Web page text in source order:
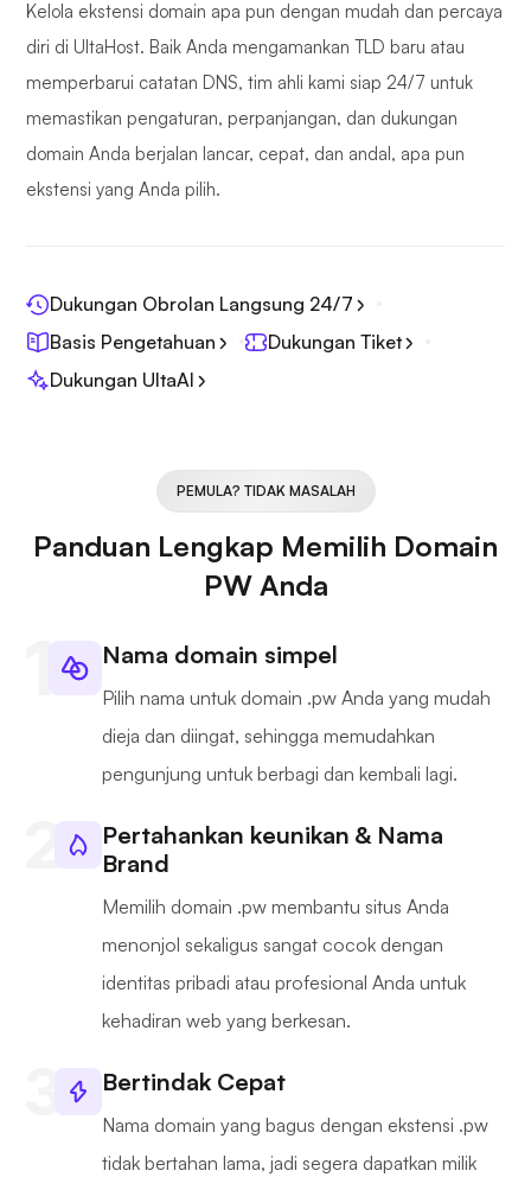
Kelola ekstensi domain apa pun dengan mudah dan percaya
diri di UltaHost. Baik Anda mengamankan TLD baru atau
memperbarui catatan DNS, tim ahli kami siap 24/7 untuk
memastikan pengaturan, perpanjangan, dan dukungan
domain Anda berjalan lancar, cepat, dan andal, apa pun
ekstensi yang Anda pilih.
Dukungan Obrolan Langsung 24/7
Basis Pengetahuan
Dukungan Tiket
Dukungan UltaAI
PEMULA? TIDAK MASALAH
Panduan Lengkap Memilih Domain
PW Anda
Nama domain simpel
Pilih nama untuk domain .pw Anda yang mudah
dieja dan diingat, sehingga memudahkan
pengunjung untuk berbagi dan kembali lagi.
Pertahankan keunikan & Nama
Brand
Memilih domain .pw membantu situs Anda
menonjol sekaligus sangat cocok dengan
identitas pribadi atau profesional Anda untuk
kehadiran web yang berkesan.
Bertindak Cepat
Nama domain yang bagus dengan ekstensi .pw
tidak bertahan lama, jadi segera dapatkan milik